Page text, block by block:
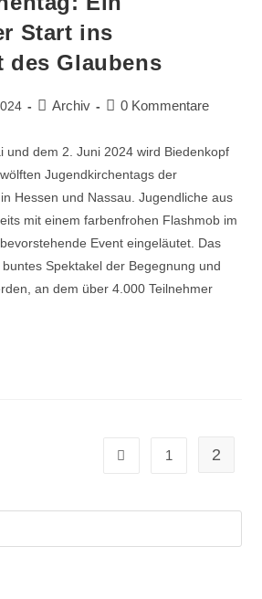
Start ins
des Glaubens
Archiv 0 Kommentare
und dem 2. Juni 2024 wird Biedenkopf
Jugendkirchentags der
Hessen und Nassau. Jugendliche aus
mit einem farbenfrohen Flashmob im
Event eingeläutet. Das
Spektakel der Begegnung und
an dem über 4.000 Teilnehmer
1 2